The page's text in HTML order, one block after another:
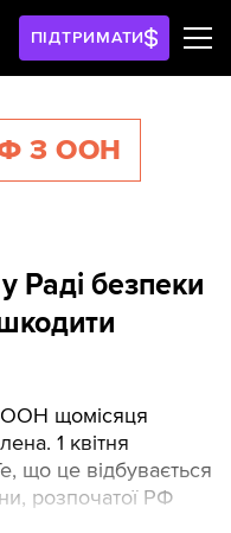
ПІДТРИМАТИ
З ООН
Раді безпеки
ООН щомісяця
1 квітня
що це відбувається
розпочатої РФ